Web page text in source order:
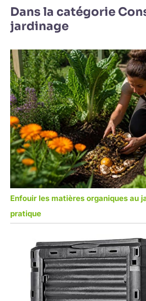
Dans la catégorie
jardinage
Enfouir les matières organiques au
pratique